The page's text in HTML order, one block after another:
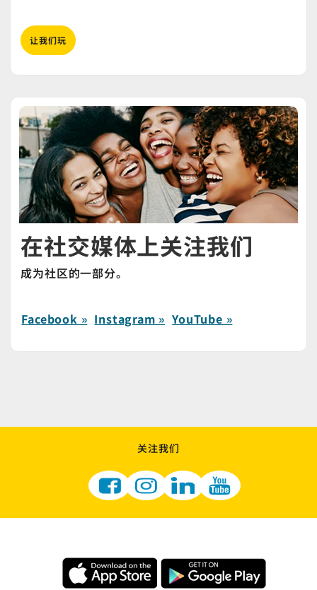
让我们玩
在社交媒体上关注我们
成为社区的一部分。
Facebook » Instagram » YouTube »
关注我们